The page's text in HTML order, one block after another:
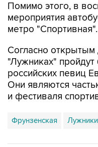
Помимо этого, в
мероприятия
метро "Спортивная".
Согласно открытым
"Лужниках"
российских певиц
Они являются
и фестиваля
Фрунзенская Лужники